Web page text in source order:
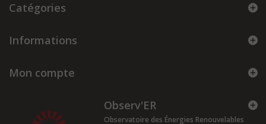
Catégories
Informations
Mon compte
Observ'ER
Observatoire des Énergies Renouvelables